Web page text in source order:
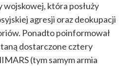
wojskowej, która posłuży
agresji oraz deokupacji
Ponadto poinformował
dostarczone cztery
(tym samym armia